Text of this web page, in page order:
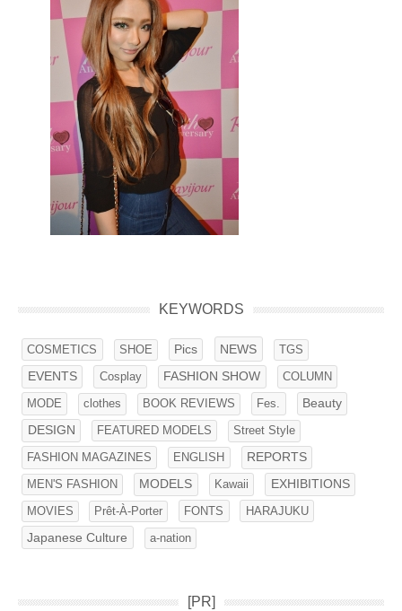
KEYWORDS
COSMETICS SHOE Pics NEWS TGS
EVENTS Cosplay FASHION SHOW COLUMN
MODE clothes BOOK REVIEWS Fes.
Beauty
DESIGN
FEATURED MODELS
Street Style
FASHION MAGAZINES
ENGLISH REPORTS
MEN'S FASHION MODELS Kawaii EXHIBITIONS
MOVIES Prêt-À-Porter FONTS
HARAJUKU
Japanese Culture
a-nation
[PR]